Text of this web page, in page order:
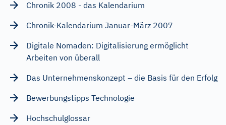
Chronik 2008 - das Kalendarium
Chronik-Kalendarium Januar-März 2007
Digitale Nomaden: Digitalisierung ermöglicht
Arbeiten von überall
Das Unternehmenskonzept – die Basis für den Erfolg
Bewerbungstipps Technologie
Hochschulglossar